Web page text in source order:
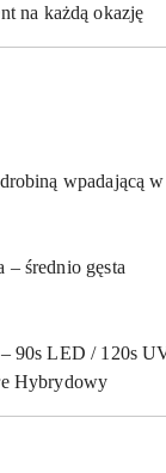
na każdą okazję
wpadającą
– średnio gęsta
90s LED / 120s
Hybrydowy